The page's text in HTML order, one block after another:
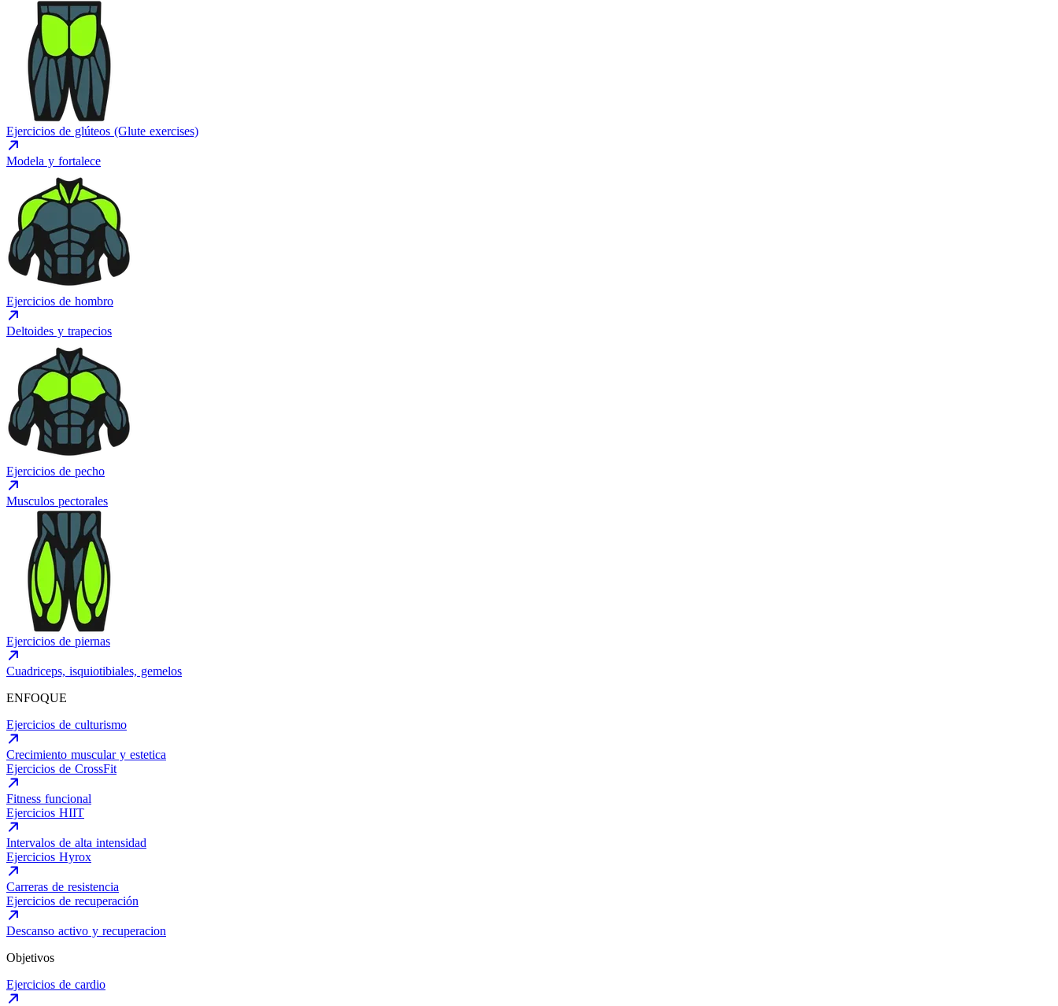
Ejercicios de glúteos (Glute exercises)
Modela y fortalece
Ejercicios de hombro
Deltoides y trapecios
Ejercicios de pecho
Musculos pectorales
Ejercicios de piernas
Cuadriceps, isquiotibiales, gemelos
ENFOQUE
Ejercicios de culturismo
Crecimiento muscular y estetica
Ejercicios de CrossFit
Fitness funcional
Ejercicios HIIT
Intervalos de alta intensidad
Ejercicios Hyrox
Carreras de resistencia
Ejercicios de recuperación
Descanso activo y recuperacion
Objetivos
Ejercicios de cardio